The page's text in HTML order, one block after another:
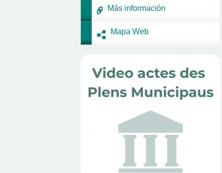
Más información
Mapa Web